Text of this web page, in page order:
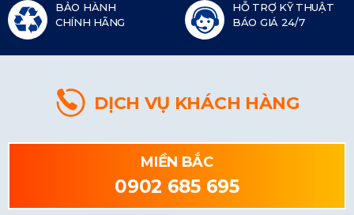
BẢO HÀNH
CHÍNH HÃNG
HỖ TRỢ KỸ THUẬT
BÁO GIÁ 24/7
DỊCH VỤ KHÁCH HÀNG
MIỀN BẮC
0902 685 695